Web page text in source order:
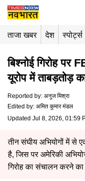
ताजा खबर देश स्पोर्ट्स
बिश्नोई गिरोह पर
यूरोप में ताबड़तोड़
Reported by: अनुज मिश्रा
Edited by: अमित कुमार मंडल
Updated Jul 8, 2026, 01:59
तीन संघीय अभियोगों में से
है, जिस पर अमेरिकी
गिरोह का संचालन करने का